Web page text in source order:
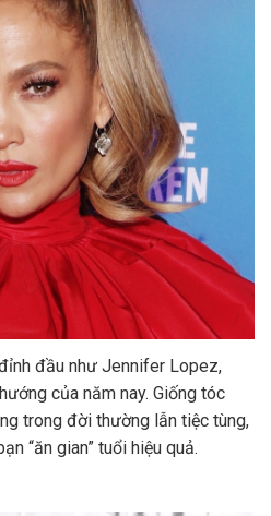
đầu như Jennifer Lopez,
của năm nay. Giống tóc
trong đời thường lẫn tiệc tùng,
“ăn gian” tuổi hiệu quả.